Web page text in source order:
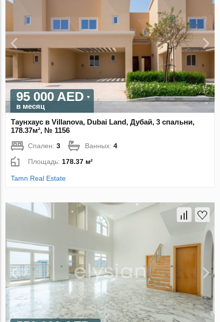
95 000 AED
в месяц
Таунхаус в Villanova, Dubai Land, Дубай, 3 спальни,
178.37м², № 1156
Спален:3 Ванных:4
Площадь: 178.37 м²
Tamn Real Estate